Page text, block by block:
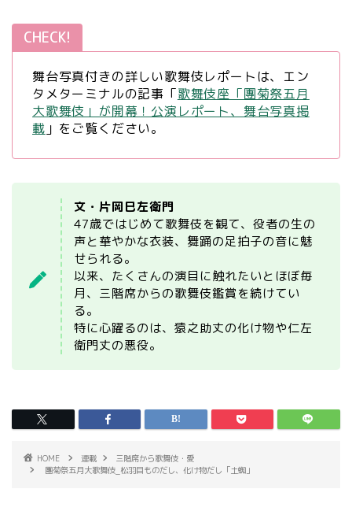
CHECK!
舞台写真付きの詳しい歌舞伎レポートは、エン
タメターミナルの記事「歌舞伎座「團菊祭五月
大歌舞伎」が開幕！公演レポート、舞台写真掲
載 」をご覧ください。
文・片岡巳左衛門
47歳ではじめて歌舞伎を観て、役者の生の
声と華やかな衣装、舞踊の足拍子の音に魅
せられる。
以来、たくさんの演目に触れたいとほぼ毎
月、三階席からの歌舞伎鑑賞を続けてい
る。
特に心躍るのは、猿之助丈の化け物や仁左
衛門丈の悪役。
HOME 連載
三階席から歌舞伎・愛
團菊祭五月大歌舞伎_松羽目ものだし、化け物だし「土蜘」